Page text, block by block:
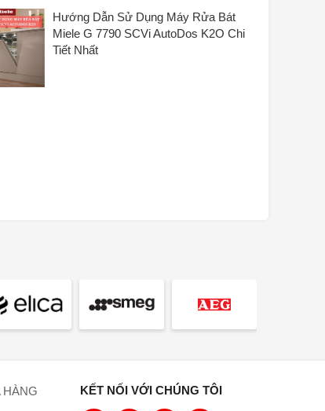
Hướng Dẫn Sử Dụng Máy Rửa Bát
Miele G 7790 SCVi AutoDos K2O Chi
Tiết Nhất
KẾT NỐI VỚI CHÚNG TÔI